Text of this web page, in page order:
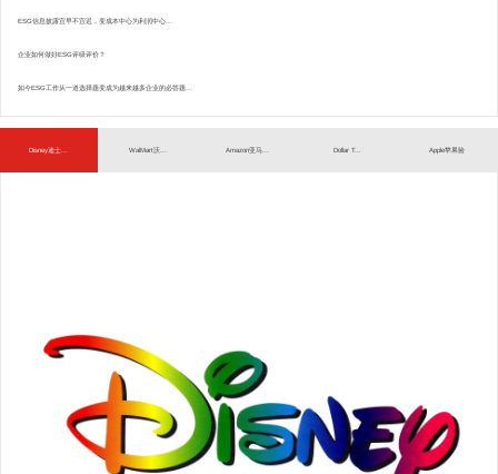
ESG信息披露宜早不宜迟，变成本中心为利润中心...
企业如何做好ESG评级评价？
如今ESG工作从一道选择题变成为越来越多企业的必答题...
Disney迪士... WalMart沃... Amazon亚马... Dollar T... Apple苹果验